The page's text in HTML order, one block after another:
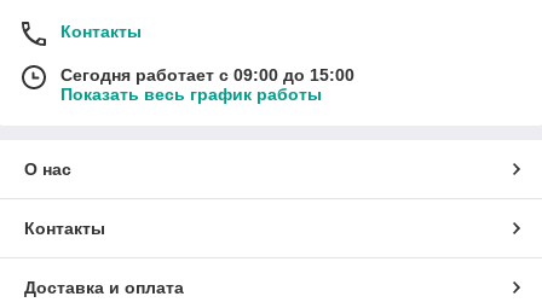
Контакты
Сегодня работает с 09:00 до 15:00
Показать весь график работы
О нас
Контакты
Доставка и оплата